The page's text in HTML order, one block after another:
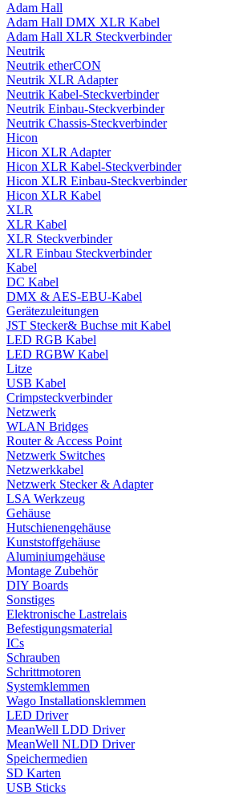
Adam Hall
Adam Hall DMX XLR Kabel
Adam Hall XLR Steckverbinder
Neutrik
Neutrik etherCON
Neutrik XLR Adapter
Neutrik Kabel-Steckverbinder
Neutrik Einbau-Steckverbinder
Neutrik Chassis-Steckverbinder
Hicon
Hicon XLR Adapter
Hicon XLR Kabel-Steckverbinder
Hicon XLR Einbau-Steckverbinder
Hicon XLR Kabel
XLR
XLR Kabel
XLR Steckverbinder
XLR Einbau Steckverbinder
Kabel
DC Kabel
DMX & AES-EBU-Kabel
Gerätezuleitungen
JST Stecker& Buchse mit Kabel
LED RGB Kabel
LED RGBW Kabel
Litze
USB Kabel
Crimpsteckverbinder
Netzwerk
WLAN Bridges
Router & Access Point
Netzwerk Switches
Netzwerkkabel
Netzwerk Stecker & Adapter
LSA Werkzeug
Gehäuse
Hutschienengehäuse
Kunststoffgehäuse
Aluminiumgehäuse
Montage Zubehör
DIY Boards
Sonstiges
Elektronische Lastrelais
Befestigungsmaterial
ICs
Schrauben
Schrittmotoren
Systemklemmen
Wago Installationsklemmen
LED Driver
MeanWell LDD Driver
MeanWell NLDD Driver
Speichermedien
SD Karten
USB Sticks